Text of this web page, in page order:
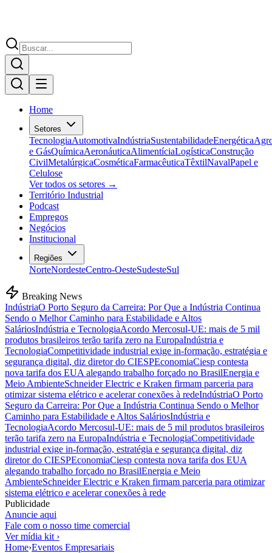
Home
Setores
TecnologiaAutomotivaIndústriaSustentabilidadeEnergética
e GásQuímicaAeronáuticaAlimentíciaLogísticaConstrução
CivilMetalúrgicaCosméticaFarmacêuticaTêxtilNavalPapel e
Celulose
Ver todos os setores →
Território Industrial
Podcast
Empregos
Negócios
Institucional
Regiões
NorteNordesteCentro-OesteSudesteSul
Breaking News
IndústriaO Porto Seguro da Carreira: Por Que a Indústria Continua
Sendo o Melhor Caminho para Estabilidade e Altos
SaláriosIndústria e TecnologiaAcordo Mercosul-UE: mais de 5 mil
produtos brasileiros terão tarifa zero na EuropaIndústria e
TecnologiaCompetitividade industrial exige in-formação, estratégia e
segurança digital, diz diretor do CIESPEconomiaCiesp contesta
nova tarifa dos EUA alegando trabalho forçado no BrasilEnergia e
Meio AmbienteSchneider Electric e Kraken firmam parceria para
otimizar sistema elétrico e acelerar conexões à redeIndústriaO Porto
Seguro da Carreira: Por Que a Indústria Continua Sendo o Melhor
Caminho para Estabilidade e Altos SaláriosIndústria e
TecnologiaAcordo Mercosul-UE: mais de 5 mil produtos brasileiros
terão tarifa zero na EuropaIndústria e TecnologiaCompetitividade
industrial exige in-formação, estratégia e segurança digital, diz
diretor do CIESPEconomiaCiesp contesta nova tarifa dos EUA
alegando trabalho forçado no BrasilEnergia e Meio
AmbienteSchneider Electric e Kraken firmam parceria para otimizar
sistema elétrico e acelerar conexões à rede
Publicidade
Anuncie aqui
Fale com o nosso time comercial
Ver mídia kit ›
Home›Eventos Empresariais